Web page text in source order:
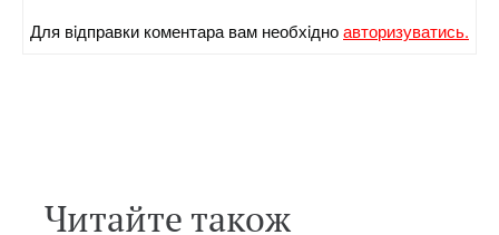
Для вiдправки коментара вам необхiдноавторизуватись.
Читайте також